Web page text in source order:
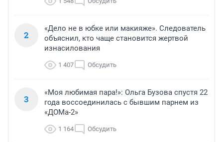
2
«Дело не в юбке или макияже». Следователь
объяснил, кто чаще становится жертвой
изнасилования
1 407 Обсудить
3
«Моя любимая пара!»: Ольга Бузова спустя 22
года воссоединилась с бывшим парнем из
«ДОМа-2»
1 164 Обсудить